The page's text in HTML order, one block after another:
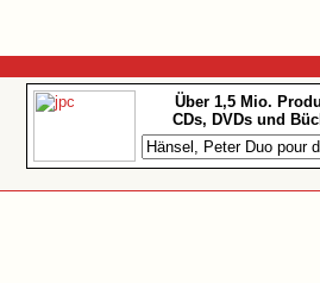
Über 1,5 Mio.
CDs, DVDs und